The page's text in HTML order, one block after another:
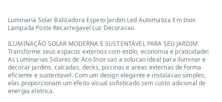
Luminaria Solar Balizadora Espeto Jardim Led Automatica Em Inox
Lampada Poste Recarregavel Luz Decoracao
ILUMINAÇÃO SOLAR MODERNA E SUSTENTÁVEL PARA SEU JARDIM
Transforme seus espacos externos com estilo, economia e praticidade!
As Luminarias Solares de Aco Inox sao a solucao ideal para iluminar e
decorar jardins, calcadas, decks, piscinas e areas externas de forma
eficiente e sustentavel. Com um design elegante e instalacao simples,
elas proporcionam um efeito visual sofisticado sem custo adicional de
energia eletrica.